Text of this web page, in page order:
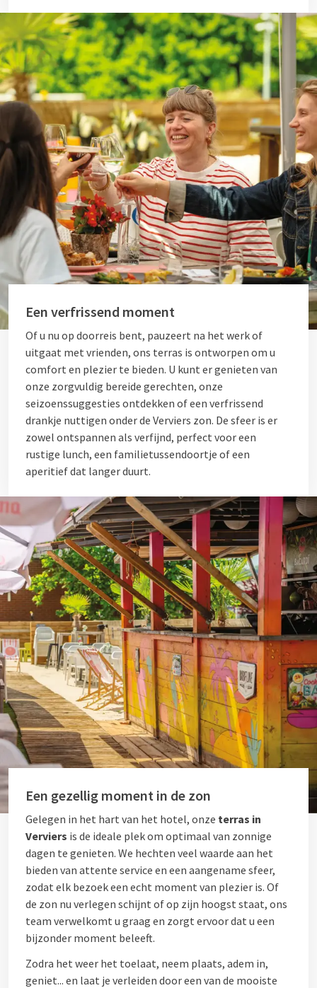
Een verfrissend moment
Of u nu op doorreis bent, pauzeert na het werk of
uitgaat met vrienden, ons terras is ontworpen om u
comfort en plezier te bieden. U kunt er genieten van
onze zorgvuldig bereide gerechten, onze
seizoenssuggesties ontdekken of een verfrissend
drankje nuttigen onder de Verviers zon. De sfeer is er
zowel ontspannen als verfijnd, perfect voor een
rustige lunch, een familietussendoortje of een
aperitief dat langer duurt.
Een gezellig moment in de zon
Gelegen in het hart van het hotel, onze terras in
Verviers is de ideale plek om optimaal van zonnige
dagen te genieten. We hechten veel waarde aan het
bieden van attente service en een aangename sfeer,
zodat elk bezoek een echt moment van plezier is. Of
de zon nu verlegen schijnt of op zijn hoogst staat, ons
team verwelkomt u graag en zorgt ervoor dat u een
bijzonder moment beleeft.
Zodra het weer het toelaat, neem plaats, adem in,
geniet... en laat je verleiden door een van de mooiste